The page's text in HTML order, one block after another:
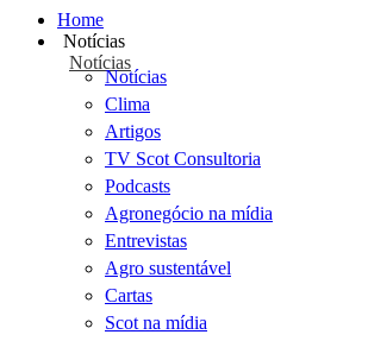
Home
Notícias
Notícias
Notícias
Clima
Artigos
TV Scot Consultoria
Podcasts
Agronegócio na mídia
Entrevistas
Agro sustentável
Cartas
Scot na mídia